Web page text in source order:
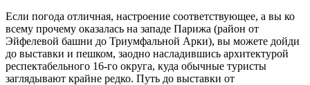
Если погода отличная, настроение соответствующее, а вы ко
всему прочему оказалась на западе Парижа (район от
Эйфелевой башни до Триумфальной Арки), вы можете дойди
до выставки и пешком, заодно насладившись архитектурой
респектабельного 16-го округа, куда обычные туристы
заглядывают крайне редко. Путь до выставки от